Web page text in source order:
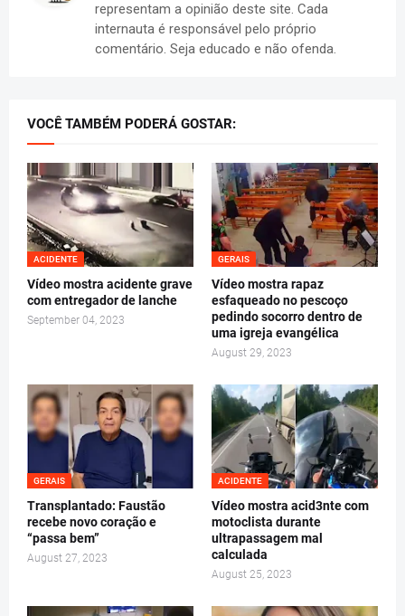
representam a opinião deste site. Cada
internauta é responsável pelo próprio
comentário. Seja educado e não ofenda.
VOCÊ TAMBÉM PODERÁ GOSTAR:
ACIDENTE
Vídeo mostra acidente grave
com entregador de lanche
September 04, 2023
GERAIS
Vídeo mostra rapaz
esfaqueado no pescoço
pedindo socorro dentro de
uma igreja evangélica
August 29, 2023
GERAIS
Transplantado: Faustão
recebe novo coração e
“passa bem”
August 27, 2023
ACIDENTE
Vídeo mostra acid3nte com
motoclista durante
ultrapassagem mal
calculada
August 25, 2023